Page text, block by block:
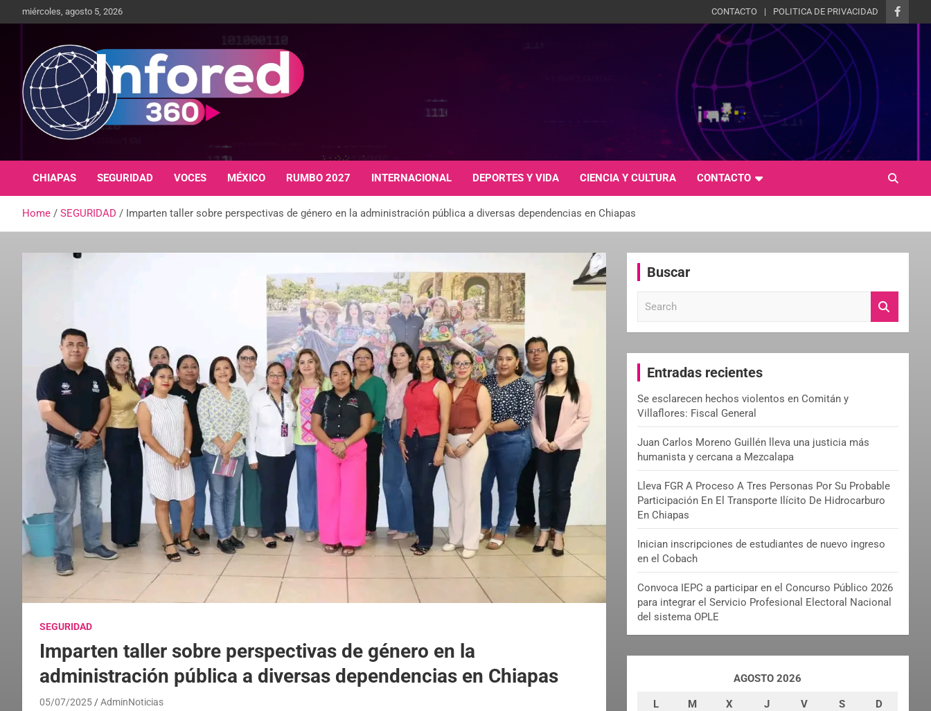
miércoles, agosto 5, 2026 CONTACTO POLITICA DE PRIVACIDAD
infored360.mx
CHIAPAS SEGURIDAD VOCES MÉXICO RUMBO 2027 INTERNACIONAL DEPORTES Y VIDA CIENCIA Y CULTURA CONTACTO
Home SEGURIDAD Imparten taller sobre perspectivas de género en la administración pública a diversas dependencias en Chiapas
SEGURIDAD
Imparten taller sobre perspectivas de género en la
administración pública a diversas dependencias en Chiapas
05/07/2025 AdminNoticias
Buscar
c
Entradas recientes
Se esclarecen hechos violentos en Comitán y
Villaflores: Fiscal General
Juan Carlos Moreno Guillén lleva una justicia más
humanista y cercana a Mezcalapa
Lleva FGR A Proceso A Tres Personas Por Su Probable
Participación En El Transporte Ilícito De Hidrocarburo
En Chiapas
Inician inscripciones de estudiantes de nuevo ingreso
en el Cobach
Convoca IEPC a participar en el Concurso Público 2026
para integrar el Servicio Profesional Electoral Nacional
del sistema OPLE
AGOSTO 2026
L M X J V S D